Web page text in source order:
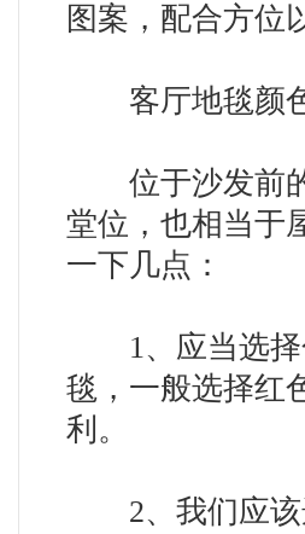
图案，配合方位
客厅地毯颜
位于沙发前的
堂位，也相当于
一下几点：
1、应当选择
毯，一般选择红
利。
2、我们应该